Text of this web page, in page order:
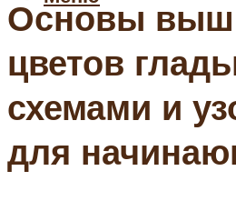
Основы
цветов
схемами и
для